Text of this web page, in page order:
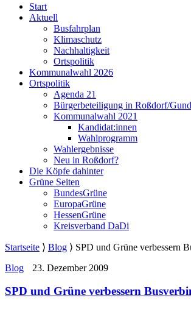
Start
Aktuell
Busfahrplan
Klimaschutz
Nachhaltigkeit
Ortspolitik
Kommunalwahl 2026
Ortspolitik
Agenda 21
Bürgerbeteiligung in Roßdorf/
Kommunalwahl 2021
Kandidat:innen
Wahlprogramm
Wahlergebnisse
Neu in Roßdorf?
Die Köpfe dahinter
Grüne Seiten
BundesGrüne
EuropaGrüne
HessenGrüne
Kreisverband DaDi
Startseite ⟩ Blog ⟩ SPD und Grüne verbessern
Blog
23. Dezember 2009
SPD und Grüne verbessern